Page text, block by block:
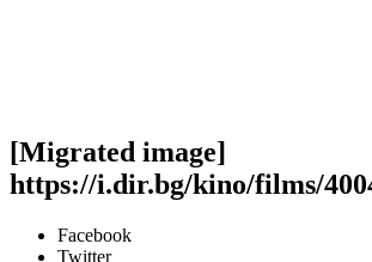
[Migrated image]
https://i.dir.bg/kino/films/
Facebook
Twitter